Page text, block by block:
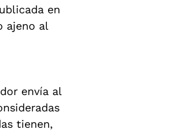
en
ajeno al
envía al
tienen,